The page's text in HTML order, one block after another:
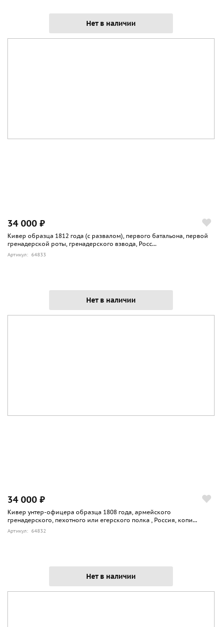
Нет в наличии
34 000 ₽
Кивер образца 1812 года (с развалом), первого батальона, первой
гренадерской роты, гренадерского взвода, Росс...
Артикул: 64833
Нет в наличии
34 000 ₽
Кивер унтер-офицера образца 1808 года, армейского
гренадерского, пехотного или егерского полка , Россия, копи...
Артикул: 64832
Нет в наличии